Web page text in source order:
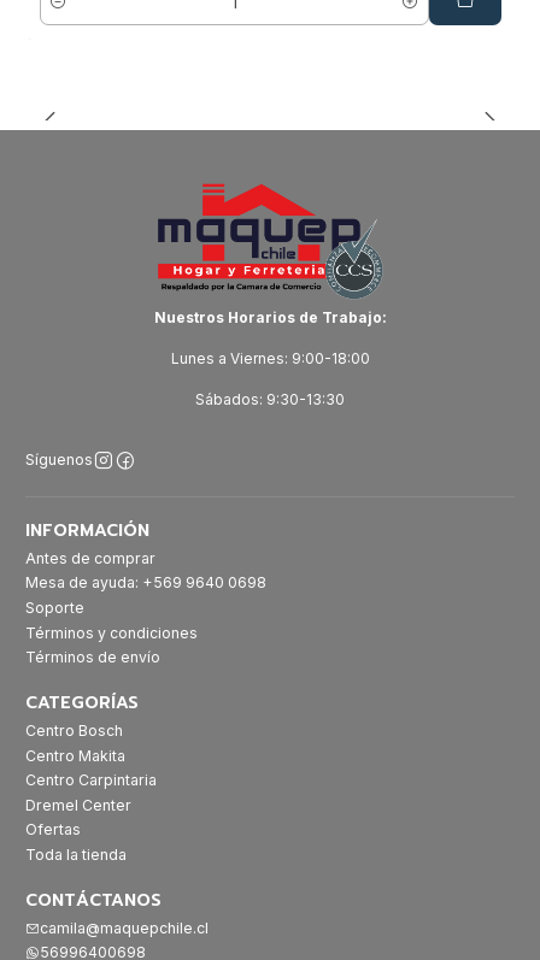
Cantidad
Nuestros Horarios de Trabajo:
Lunes a Viernes: 9:00-18:00
Sábados: 9:30-13:30
Síguenos
INFORMACIÓN
Antes de comprar
Mesa de ayuda: +569 9640 0698
Soporte
Términos y condiciones
Términos de envío
CATEGORÍAS
Centro Bosch
Centro Makita
Centro Carpintaria
Dremel Center
Ofertas
Toda la tienda
CONTÁCTANOS
camila@maquepchile.cl
56996400698